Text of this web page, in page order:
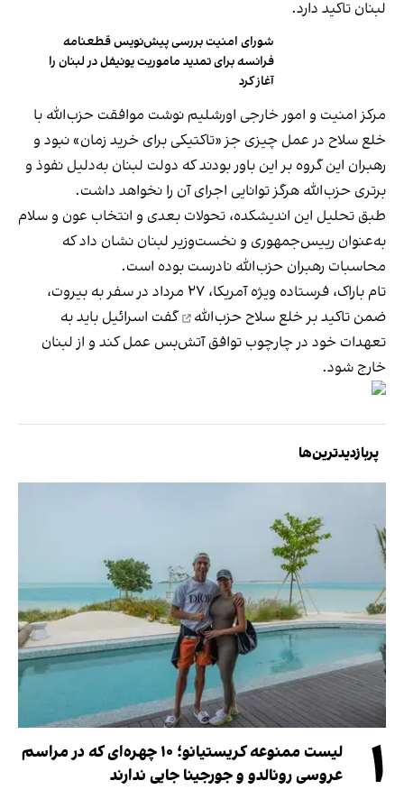
لبنان تاکید دارد.
شورای امنیت بررسی پیش‌نویس قطعنامه
فرانسه برای تمدید ماموریت یونیفل در لبنان را
آغاز کرد
مرکز امنیت و امور خارجی اورشلیم نوشت موافقت حزب‌الله با
خلع سلاح در عمل چیزی جز «تاکتیکی برای خرید زمان» نبود و
رهبران این گروه بر این باور بودند که دولت لبنان به‌دلیل نفوذ و
برتری حزب‌الله هرگز توانایی اجرای آن را نخواهد داشت.
طبق تحلیل این اندیشکده، تحولات بعدی و انتخاب عون و سلام
به‌عنوان رییس‌جمهوری و نخست‌وزیر لبنان نشان داد که
محاسبات رهبران حزب‌الله نادرست بوده است.
تام باراک، فرستاده ویژه آمریکا، ۲۷ مرداد در سفر به بیروت،
ضمن تاکید بر خلع سلاح حزب‌الله
گفت اسرائیل باید به
تعهدات خود در چارچوب توافق آتش‌بس عمل کند و از لبنان
خارج شود.
پربازدیدترین‌ها
۱
لیست ممنوعه کریستیانو؛ ۱۰ چهره‌ای که در مراسم
عروسی رونالدو و جورجینا جایی ندارند